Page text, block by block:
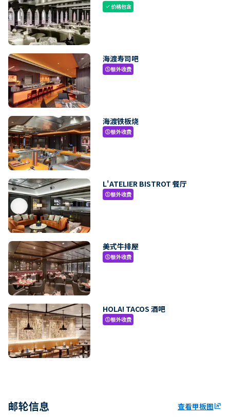
check价格包含
海渡寿司吧
paid额外收费
海渡铁板烧
paid额外收费
L'ATELIER BISTROT 餐厅
paid额外收费
美式牛排屋
paid额外收费
HOLA! TACOS 酒吧
paid额外收费
邮轮信息 查看甲板图ungroup